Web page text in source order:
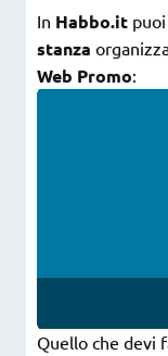
In Habbo.it
stanza
Web Promo:
Quello che devi